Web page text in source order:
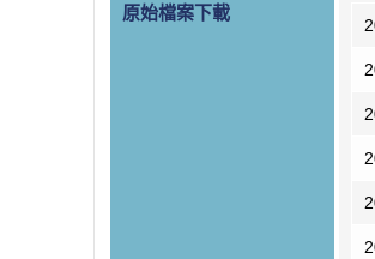
原始檔案下載